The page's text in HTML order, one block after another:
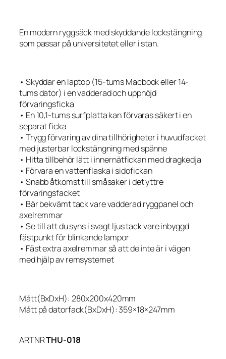
En modern ryggsäck med skyddande lockstängning
som passar på universitetet eller i stan.
• Skyddar en laptop (15-tums Macbook eller 14-
tums dator) i en vadderad och upphöjd
förvaringsficka
• En 10,1-tums surfplatta kan förvaras säkert i en
separat ficka
• Trygg förvaring av dina tillhörigheter i huvudfacket
med justerbar lockstängning med spänne
• Hitta tillbehör lätt i innernätfickan med dragkedja
• Förvara en vattenflaska i sidofickan
• Snabb åtkomst till småsaker i det yttre
förvaringsfacket
• Bär bekvämt tack vare vadderad ryggpanel och
axelremmar
• Se till att du syns i svagt ljus tack vare inbyggd
fästpunkt för blinkande lampor
• Fäst extra axelremmar så att de inte är i vägen
med hjälp av remsystemet
Mått(BxDxH): 280x200x420mm
Mått på datorfack(BxDxH): 359×18×247mm
ARTNRTHU-018